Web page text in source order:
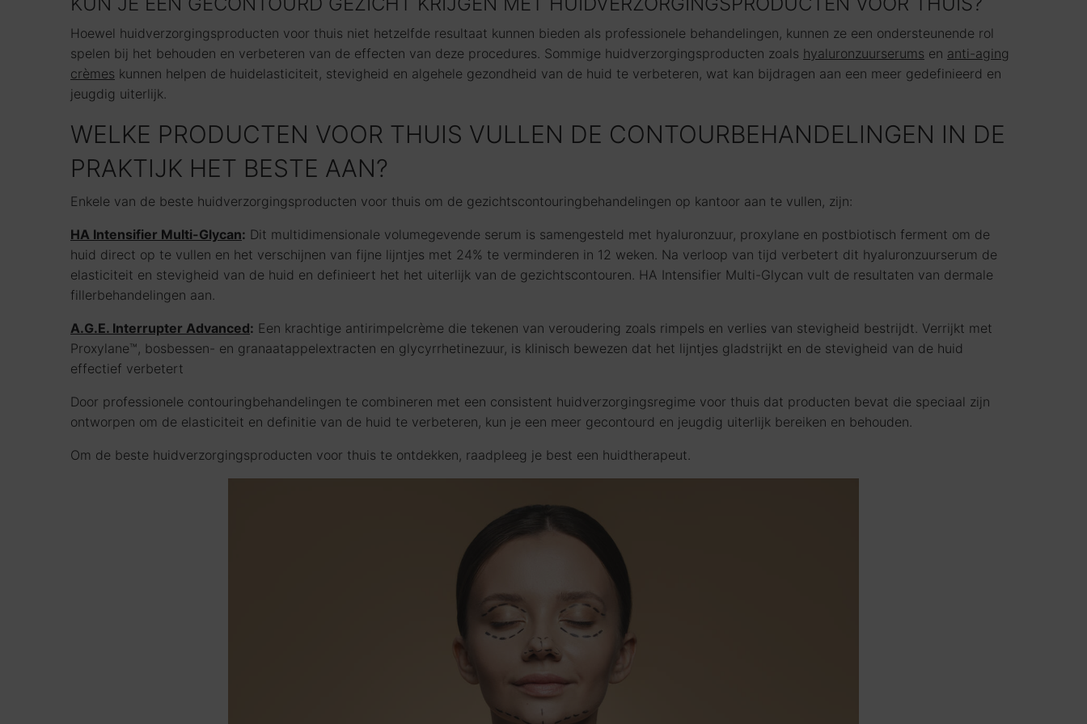
Hoewel huidverzorgingsproducten voor thuis niet hetzelfde resultaat kunnen bieden als professionele behandelingen, kunnen ze een ondersteunende rol
spelen bij het behouden en verbeteren van de effecten van deze procedures. Sommige huidverzorgingsproducten zoals hyaluronzuurserums en anti-aging
crèmes kunnen helpen de huidelasticiteit, stevigheid en algehele gezondheid van de huid te verbeteren, wat kan bijdragen aan een meer gedefinieerd en
jeugdig uiterlijk.
WELKE PRODUCTEN VOOR THUIS VULLEN DE CONTOURBEHANDELINGEN IN DE
PRAKTIJK HET BESTE AAN?
Enkele van de beste huidverzorgingsproducten voor thuis om de gezichtscontouringbehandelingen op kantoor aan te vullen, zijn:
HA Intensifier Multi-Glycan: Dit multidimensionale volumegevende serum is samengesteld met hyaluronzuur, proxylane en postbiotisch ferment om de
huid direct op te vullen en het verschijnen van fijne lijntjes met 24% te verminderen in 12 weken. Na verloop van tijd verbetert dit hyaluronzuurserum de
elasticiteit en stevigheid van de huid en definieert het het uiterlijk van de gezichtscontouren. HA Intensifier Multi-Glycan vult de resultaten van dermale
fillerbehandelingen aan.
A.G.E. Interrupter Advanced: Een krachtige antirimpelcrème die tekenen van veroudering zoals rimpels en verlies van stevigheid bestrijdt. Verrijkt met
Proxylane™, bosbessen- en granaatappelextracten en glycyrrhetinezuur, is klinisch bewezen dat het lijntjes gladstrijkt en de stevigheid van de huid
effectief verbetert
Door professionele contouringbehandelingen te combineren met een consistent huidverzorgingsregime voor thuis dat producten bevat die speciaal zijn
ontworpen om de elasticiteit en definitie van de huid te verbeteren, kun je een meer gecontourd en jeugdig uiterlijk bereiken en behouden.
Om de beste huidverzorgingsproducten voor thuis te ontdekken, raadpleeg je best een huidtherapeut.